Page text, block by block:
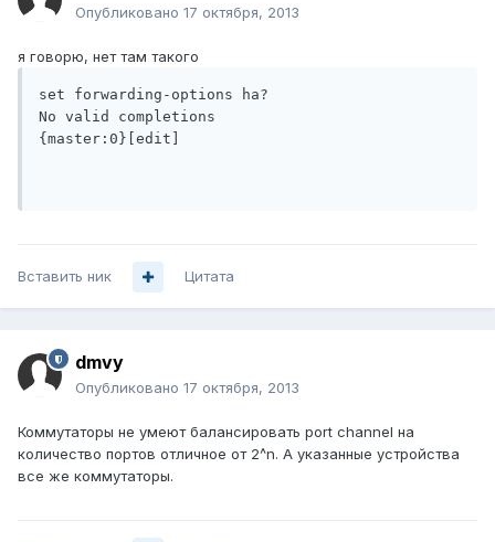
Опубликовано 17 октября, 2013
я говорю, нет там такого
set forwarding-options ha?
No valid completions
{master:0}[edit]
Вставить ник Цитата
dmvy
Опубликовано 17 октября, 2013
Коммутаторы не умеют балансировать port channel на
количество портов отличное от 2^n. А указанные устройства
все же коммутаторы.